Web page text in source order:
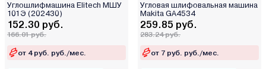
Углошлифмашина Elitech МШУ
101Э (202430)
152.30 руб.
166.01 руб.
от 4 руб. руб./мес.
Угловая шлифовальная машина
Makita GA4534
259.85 руб.
283.24 руб.
от 7 руб. руб./мес.